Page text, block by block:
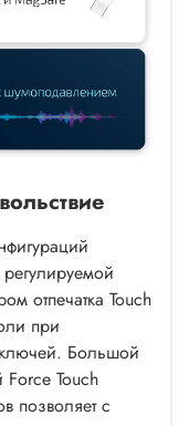
отпечатка Touch
при
Большой
Touch
позволяет с